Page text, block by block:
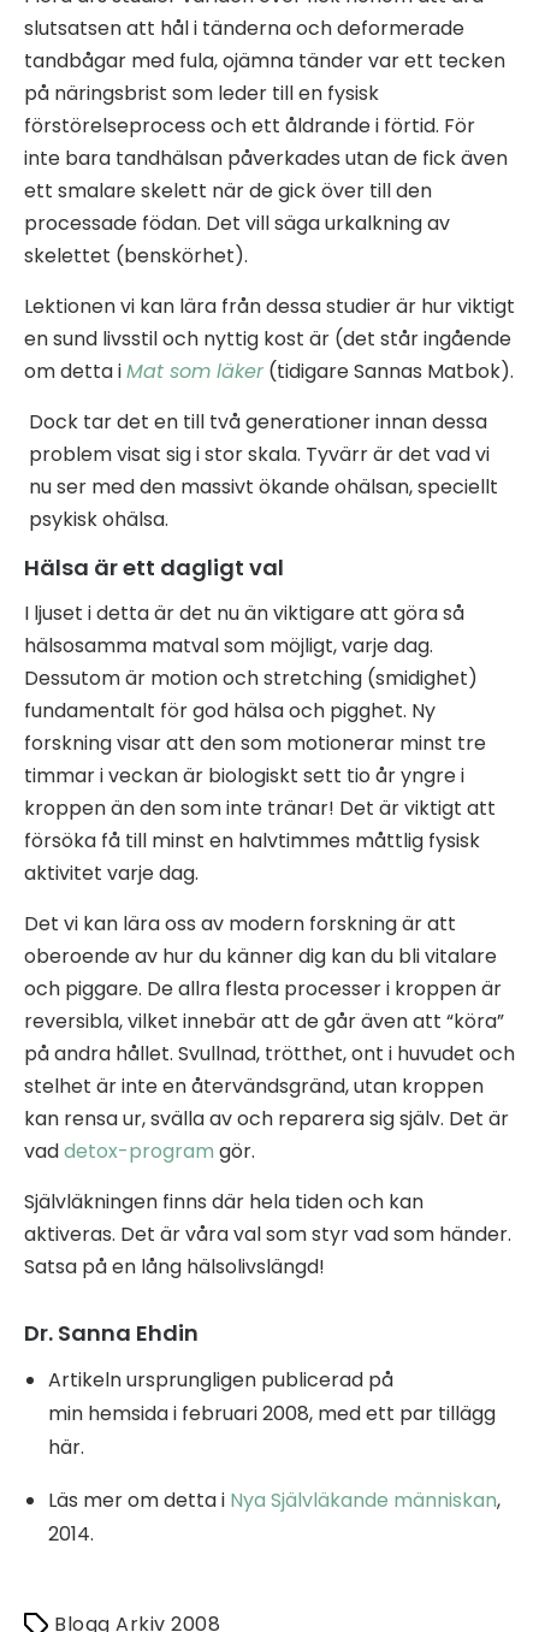
slutsatsen att hål i tänderna och deformerade
tandbågar med fula, ojämna tänder var ett tecken
på näringsbrist som leder till en fysisk
förstörelseprocess och ett åldrande i förtid. För
inte bara tandhälsan påverkades utan de fick även
ett smalare skelett när de gick över till den
processade födan. Det vill säga urkalkning av
skelettet (benskörhet).
Lektionen vi kan lära från dessa studier är hur viktigt
en sund livsstil och nyttig kost är (det står ingående
om detta iMat som läker(tidigare Sannas Matbok).
Dock tar det en till två generationer innan dessa
problem visat sig i stor skala. Tyvärr är det vad vi
nu ser med den massivt ökande ohälsan, speciellt
psykisk ohälsa.
Hälsa är ett dagligt val
I ljuset i detta är det nu än viktigare att göra så
hälsosamma matval som möjligt, varje dag.
Dessutom är motion och stretching (smidighet)
fundamentalt för god hälsa och pigghet. Ny
forskning visar att den som motionerar minst tre
timmar i veckan är biologiskt sett tio år yngre i
kroppen än den som inte tränar! Det är viktigt att
försöka få till minst en halvtimmes måttlig fysisk
aktivitet varje dag.
Det vi kan lära oss av modern forskning är att
oberoende av hur du känner dig kan du bli vitalare
och piggare. De allra flesta processer i kroppen är
reversibla, vilket innebär att de går även att “köra”
på andra hållet. Svullnad, trötthet, ont i huvudet och
stelhet är inte en återvändsgränd, utan kroppen
kan rensa ur, svälla av och reparera sig själv. Det är
vaddetox-program gör.
Självläkningen finns där hela tiden och kan
aktiveras. Det är våra val som styr vad som händer.
Satsa på en lång hälsolivslängd!
Dr. Sanna Ehdin
Artikeln ursprungligen publicerad på
min hemsida i februari 2008, med ett par tillägg
här.
Läs mer om detta i Nya Självläkande människan,
2014.
Blogg Arkiv 2008